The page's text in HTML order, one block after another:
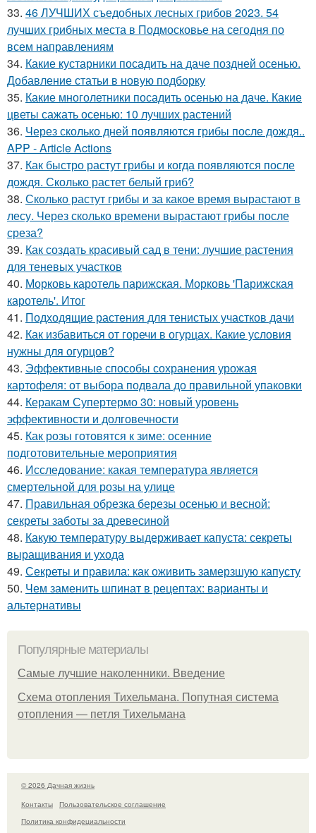
33. 46 ЛУЧШИХ съедобных лесных грибов 2023. 54
лучших грибных места в Подмосковье на сегодня по
всем направлениям
34. Какие кустарники посадить на даче поздней осенью.
Добавление статьи в новую подборку
35. Какие многолетники посадить осенью на даче. Какие
цветы сажать осенью: 10 лучших растений
36. Через сколько дней появляются грибы после дождя..
APP - Article Actions
37. Как быстро растут грибы и когда появляются после
дождя. Сколько растет белый гриб?
38. Сколько растут грибы и за какое время вырастают в
лесу. Через сколько времени вырастают грибы после
среза?
39. Как создать красивый сад в тени: лучшие растения
для теневых участков
40. Морковь каротель парижская. Морковь 'Парижская
каротель'. Итог
41. Подходящие растения для тенистых участков дачи
42. Как избавиться от горечи в огурцах. Какие условия
нужны для огурцов?
43. Эффективные способы сохранения урожая
картофеля: от выбора подвала до правильной упаковки
44. Керакам Супертермо 30: новый уровень
эффективности и долговечности
45. Как розы готовятся к зиме: осенние
подготовительные мероприятия
46. Исследование: какая температура является
смертельной для розы на улице
47. Правильная обрезка березы осенью и весной:
секреты заботы за древесиной
48. Какую температуру выдерживает капуста: секреты
выращивания и ухода
49. Секреты и правила: как оживить замерзшую капусту
50. Чем заменить шпинат в рецептах: варианты и
альтернативы
Популярные материалы
Самые лучшие наколенники. Введение
Схема отопления Тихельмана. Попутная система
отопления — петля Тихельмана
© 2026 Дачная жизнь
Контакты
Пользовательское соглашение
Политика конфидециальности